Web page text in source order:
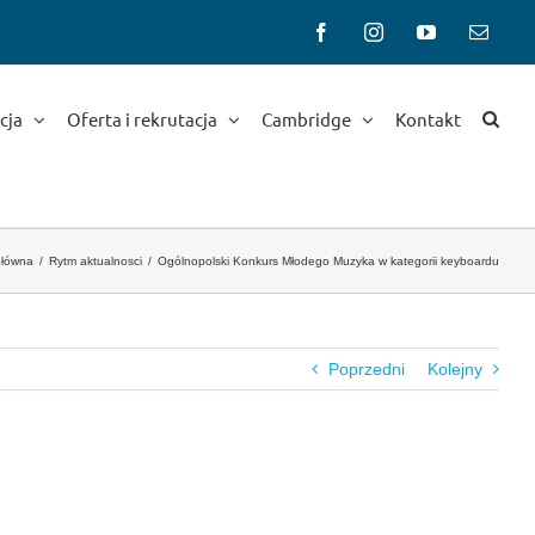
FacebookInstagramYouTubeEmail
Oferta i rekrutacja Cambridge Kontakt
Rytm aktualnosci Ogólnopolski Konkurs Młodego Muzyka w kategorii keyboardu
Poprzedni Kolejny